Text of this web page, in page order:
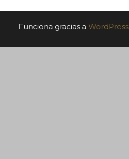
Funciona gracias a WordPress